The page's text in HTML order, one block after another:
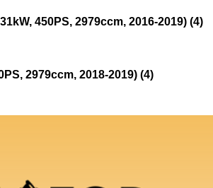
450PS, 2979ccm, 2016-2019) (4)
2979ccm, 2018-2019) (4)